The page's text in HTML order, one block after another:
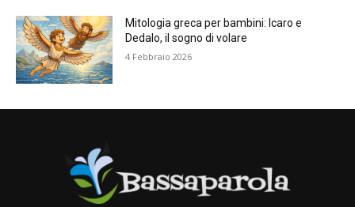
Mitologia greca per bambini: Icaro e
Dedalo, il sogno di volare
4 Febbraio 2026